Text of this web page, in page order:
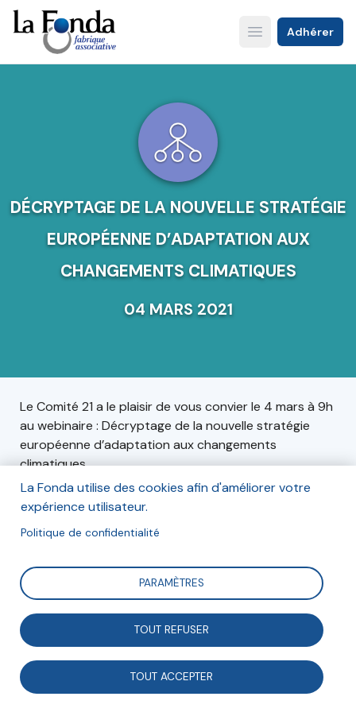
Aller
au
contenu
principal
Open main menu
Adhérer
DÉCRYPTAGE DE LA NOUVELLE STRATÉGIE
EUROPÉENNE D’ADAPTATION AUX
CHANGEMENTS CLIMATIQUES
04 MARS 2021
Le Comité 21 a le plaisir de vous convier le 4 mars à 9h
au webinaire : Décryptage de la nouvelle stratégie
européenne d’adaptation aux changements
climatiques
Inscription
Inscription en ligne
La Fonda utilise des cookies afin d'améliorer votre
expérience utilisateur.
Politique de confidentialité
PARAMÈTRES
TOUT REFUSER
TOUT ACCEPTER